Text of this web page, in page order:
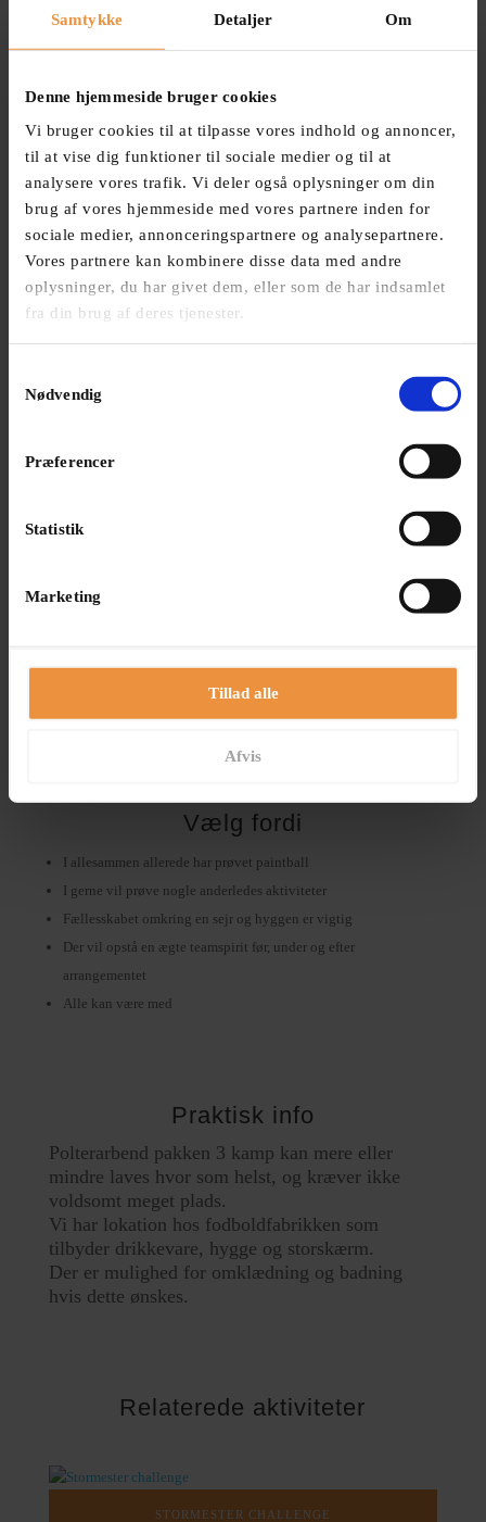
Samtykke Detaljer Om
Denne hjemmeside bruger cookies
Vi bruger cookies til at tilpasse vores indhold og annoncer,
til at vise dig funktioner til sociale medier og til at
analysere vores trafik. Vi deler også oplysninger om din
brug af vores hjemmeside med vores partnere inden for
sociale medier, annonceringspartnere og analysepartnere.
Vores partnere kan kombinere disse data med andre
oplysninger, du har givet dem, eller som de har indsamlet
fra din brug af deres tjenester.
Nødvendig
Præferencer
Statistik
Marketing
Tillad alle
Afvis

Base på Raffinaderivej 20. 2300 Kbh S
Kontakt for anden placering

BOOK NU
BOOK NU
Vælg fordi
I allesammen allerede har prøvet paintball
I gerne vil prøve nogle anderledes aktiviteter
Fællesskabet omkring en sejr og hyggen er vigtig
Der vil opstå en ægte teamspirit før, under og efter
arrangementet
Alle kan være med
Praktisk info
Polterarbend pakken 3 kamp kan mere eller
mindre laves hvor som helst, og kræver ikke
voldsomt meget plads.
Vi har lokation hos fodboldfabrikken som
tilbyder drikkevare, hygge og storskærm.
Der er mulighed for omklædning og badning
hvis dette ønskes.
Relaterede aktiviteter
STORMESTER CHALLENGE